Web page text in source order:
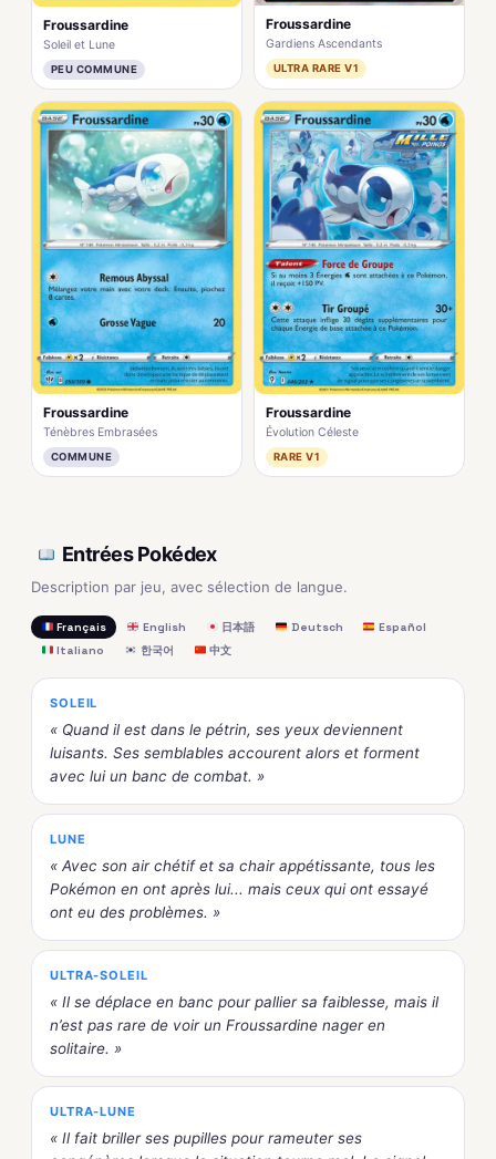
Froussardine
Soleil et Lune
PEU COMMUNE
Froussardine
Gardiens Ascendants
ULTRA RARE V1
Froussardine
Ténèbres Embrasées
COMMUNE
Froussardine
Évolution Céleste
RARE V1
Entrées Pokédex
Description par jeu, avec sélection de langue.
Français English 日本語 Deutsch
Español
Italiano
한국어 中文
SOLEIL
« Quand il est dans le pétrin, ses yeux deviennent
luisants. Ses semblables accourent alors et forment
avec lui un banc de combat. »
LUNE
« Avec son air chétif et sa chair appétissante, tous les
Pokémon en ont après lui... mais ceux qui ont essayé
ont eu des problèmes. »
ULTRA-SOLEIL
« Il se déplace en banc pour pallier sa faiblesse, mais il
n’est pas rare de voir un Froussardine nager en
solitaire. »
ULTRA-LUNE
« Il fait briller ses pupilles pour rameuter ses